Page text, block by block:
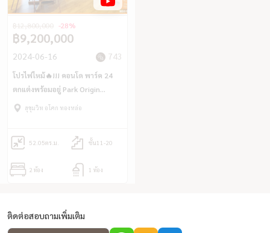
฿9,200,000
-28%
2024-06-16 743
โปรไฟไหม้🔥!!! คอนโด พาร์ค 24
ตกแต่งพร้อมอยู่ Park Origin
Phrom Phong (52.05 ตร.ม.) ใกล้
สุขุมวิท อโศก ทองหล่อ
52.05ตร.ม. ชั้น11-20
2 ห้อง 1 ห้อง
ติดต่อสอบถามเพิ่มเติม